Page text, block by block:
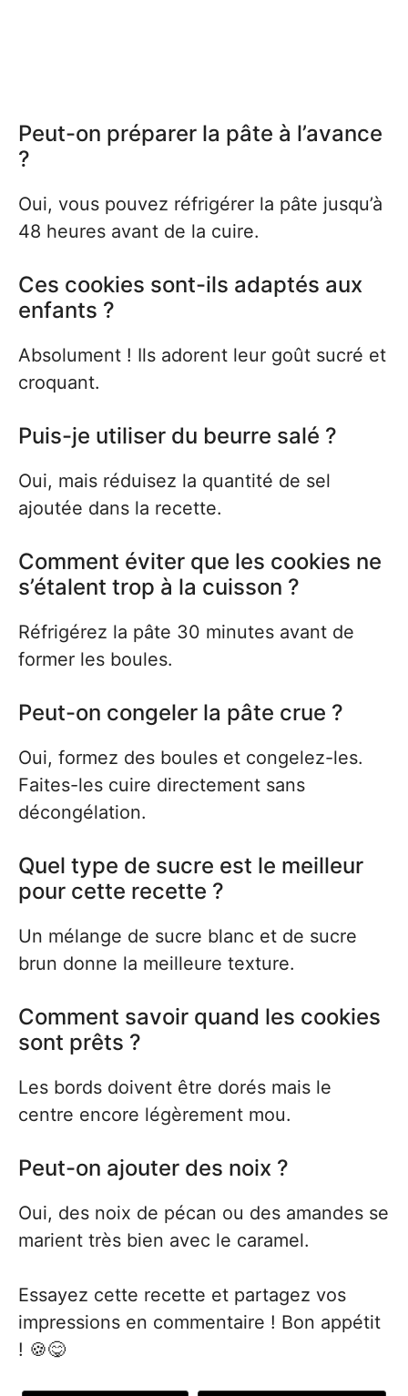
Peut-on préparer la pâte à l’avance
?
Oui, vous pouvez réfrigérer la pâte jusqu’à
48 heures avant de la cuire.
Ces cookies sont-ils adaptés aux
enfants ?
Absolument ! Ils adorent leur goût sucré et
croquant.
Puis-je utiliser du beurre salé ?
Oui, mais réduisez la quantité de sel
ajoutée dans la recette.
Comment éviter que les cookies ne
s’étalent trop à la cuisson ?
Réfrigérez la pâte 30 minutes avant de
former les boules.
Peut-on congeler la pâte crue ?
Oui, formez des boules et congelez-les.
Faites-les cuire directement sans
décongélation.
Quel type de sucre est le meilleur
pour cette recette ?
Un mélange de sucre blanc et de sucre
brun donne la meilleure texture.
Comment savoir quand les cookies
sont prêts ?
Les bords doivent être dorés mais le
centre encore légèrement mou.
Peut-on ajouter des noix ?
Oui, des noix de pécan ou des amandes se
marient très bien avec le caramel.
Essayez cette recette et partagez vos
impressions en commentaire ! Bon appétit
! 🍪😋